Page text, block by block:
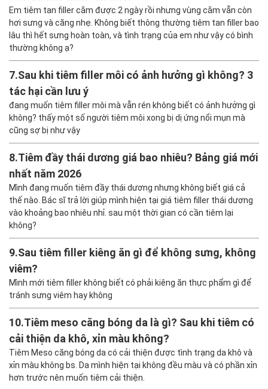
Em tiêm tan filler cằm được 2 ngày rồi nhưng vùng cằm vẫn còn
hơi sưng và căng nhẹ. Không biết thông thường tiêm tan filler bao
lâu thì hết sưng hoàn toàn, và tình trạng của em như vậy có bình
thường không ạ?
7.Sau khi tiêm filler môi có ảnh hưởng gì không? 3
tác hại cần lưu ý
đang muốn tiêm filler môi mà vẫn rén không biết có ảnh hưởng gì
không? thấy một số người tiêm môi xong bị dị ứng nổi mụn mà
cũng sợ bị như vậy
8.Tiêm đầy thái dương giá bao nhiêu? Bảng giá mới
nhất năm 2026
Mình đang muốn tiêm đầy thái dương nhưng không biết giá cả
thế nào. Bác sĩ trả lời giúp mình hiện tại giá tiêm filler thái dương
vào khoảng bao nhiêu nhỉ. sau một thời gian có cần tiêm lại
không?
9.Sau tiêm filler kiêng ăn gì để không sưng, không
viêm?
Mình mới tiêm filler không biết có phải kiêng ăn thực phẩm gì để
tránh sưng viêm hay không
10.Tiêm meso căng bóng da là gì? Sau khi tiêm có
cải thiện da khô, xỉn màu không?
Tiêm Meso căng bóng da có cải thiện được tình trạng da khô và
xỉn màu không bs. Da mình hiện tại không đều màu và có phần xỉn
hơn trước nên muốn tiêm cải thiện.